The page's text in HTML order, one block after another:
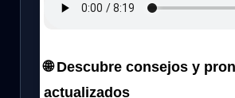
🌐 Descubre consejos y
actualizados